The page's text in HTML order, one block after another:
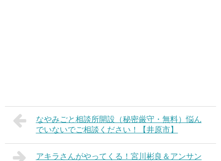
なやみごと相談所開設（秘密厳守・無料）悩ん
でいないでご相談ください！【井原市】
アキラさんがやってくる！宮川彬良＆アンサン